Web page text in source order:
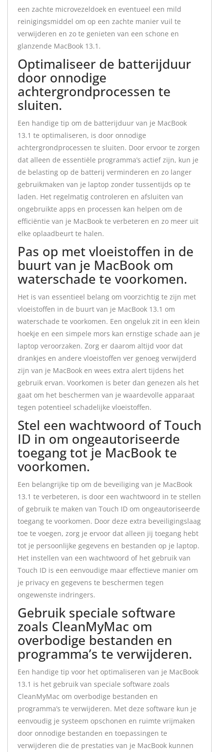
een zachte microvezeldoek en eventueel een mild
reinigingsmiddel om op een zachte manier vuil te
verwijderen en zo te genieten van een schone en
glanzende MacBook 13.1.
Optimaliseer de batterijduur
door onnodige
achtergrondprocessen te
sluiten.
Een handige tip om de batterijduur van je MacBook
13.1 te optimaliseren, is door onnodige
achtergrondprocessen te sluiten. Door ervoor te zorgen
dat alleen de essentiële programma’s actief zijn, kun je
de belasting op de batterij verminderen en zo langer
gebruikmaken van je laptop zonder tussentijds op te
laden. Het regelmatig controleren en afsluiten van
ongebruikte apps en processen kan helpen om de
efficiëntie van je MacBook te verbeteren en zo meer uit
elke oplaadbeurt te halen.
Pas op met vloeistoffen in de
buurt van je MacBook om
waterschade te voorkomen.
Het is van essentieel belang om voorzichtig te zijn met
vloeistoffen in de buurt van je MacBook 13.1 om
waterschade te voorkomen. Een ongeluk zit in een klein
hoekje en een simpele mors kan ernstige schade aan je
laptop veroorzaken. Zorg er daarom altijd voor dat
drankjes en andere vloeistoffen ver genoeg verwijderd
zijn van je MacBook en wees extra alert tijdens het
gebruik ervan. Voorkomen is beter dan genezen als het
gaat om het beschermen van je waardevolle apparaat
tegen potentieel schadelijke vloeistoffen.
Stel een wachtwoord of Touch
ID in om ongeautoriseerde
toegang tot je MacBook te
voorkomen.
Een belangrijke tip om de beveiliging van je MacBook
13.1 te verbeteren, is door een wachtwoord in te stellen
of gebruik te maken van Touch ID om ongeautoriseerde
toegang te voorkomen. Door deze extra beveiligingslaag
toe te voegen, zorg je ervoor dat alleen jij toegang hebt
tot je persoonlijke gegevens en bestanden op je laptop.
Het instellen van een wachtwoord of het gebruik van
Touch ID is een eenvoudige maar effectieve manier om
je privacy en gegevens te beschermen tegen
ongewenste indringers.
Gebruik speciale software
zoals CleanMyMac om
overbodige bestanden en
programma’s te verwijderen.
Een handige tip voor het optimaliseren van je MacBook
13.1 is het gebruik van speciale software zoals
CleanMyMac om overbodige bestanden en
programma’s te verwijderen. Met deze software kun je
eenvoudig je systeem opschonen en ruimte vrijmaken
door onnodige bestanden en toepassingen te
verwijderen die de prestaties van je MacBook kunnen